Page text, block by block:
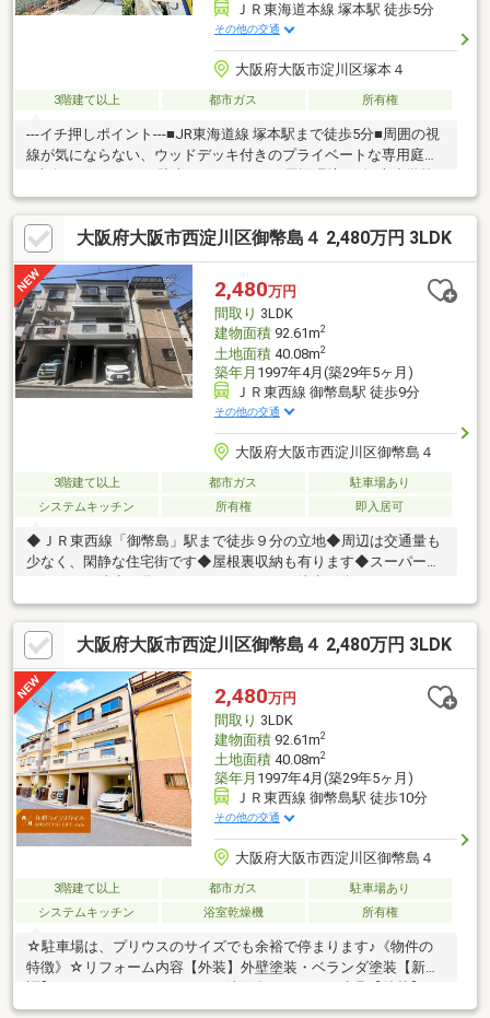
ＪＲ東海道本線 塚本駅 徒歩5分
その他の交通
大阪府大阪市淀川区塚本４
3階建て以上 都市ガス 所有権
---イチ押しポイント---■JR東海道線 塚本駅まで徒歩5分■周囲の視
線が気にならない、ウッドデッキ付きのプライベートな専用庭。
徒歩7分■歌島中学校 徒歩11分■ローソン JR塚本駅前店 4分■阪急
オアシス 塚本店 4分
大阪府大阪市西淀川区御幣島４ 2,480万円 3LDK
2,480万円
間取り 3LDK
建物面積92.61m2
土地面積40.08m2
築年月 1997年4月(築29年5ヶ月)
ＪＲ東西線 御幣島駅 徒歩9分
その他の交通
大阪府大阪市西淀川区御幣島４
3階建て以上 都市ガス
駐車場あり
システムキッチン
所有権 即入居可
◆ＪＲ東西線「御幣島」駅まで徒歩９分の立地◆周辺は交通量も
少なく、閑静な住宅街です◆屋根裏収納も有ります◆スーパーマ
で徒歩５分など買物施設多数有り、毎日の買物にも便利な立地で
す◆食洗器や浴室暖房乾燥機付◆香蓑小学校まで徒歩６分で大き
な道路を通らず通えますのでお子様がいらっしゃる方も安心◆周
辺には公園も多く、ペットの散歩やお子様の遊び場にも最適◆ビ
ルトイン駐車場で雨の日も安心◆セブンイレブンまで徒歩４分、
ローソンまで徒歩６分
大阪府大阪市西淀川区御幣島４ 2,480万円 3LDK
2,480万円
間取り 3LDK
建物面積92.61m2
土地面積40.08m2
築年月 1997年4月(築29年5ヶ月)
ＪＲ東西線 御幣島駅 徒歩10分
その他の交通
大阪府大阪市西淀川区御幣島４
3階建て以上 都市ガス
駐車場あり
システムキッチン
浴室乾燥機 所有権
☆駐車場は、プリウスのサイズでも余裕で停まります♪《物件の
特徴》☆リフォーム内容【外装】外壁塗装・ベランダ塗装【新
ロス・フロアタイル・CF・畳・襖・障子・etc...・香蓑小学校・歌